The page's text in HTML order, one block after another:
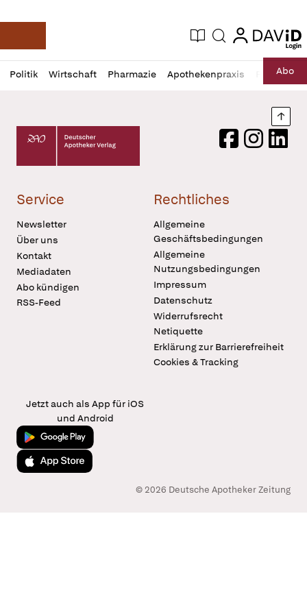
Deutsche Apotheker Zeitung
Aktuelle Ausgabe
Suche login
login
Politik Wirtschaft Pharmazie Apothekenpraxis RechtAbo
Profil
öffnen
Daz
Pur
Deutscher Apotheker Verlag Logo
FacebookInstagram
Service
Newsletter
Über uns
Kontakt
Mediadaten
Abo kündigen
RSS-Feed
Rechtliches
Allgemeine
Geschäftsbedingungen
Allgemeine
Nutzungsbedingungen
Impressum
Datenschutz
Widerrufsrecht
Netiquette
Erklärung zur Barrierefreiheit
Cookies & Tracking
Jetzt auch als App für iOS
und Android
Jetzt bei Google Play
Laden im App Store
© 2026 Deutsche Apotheker Zeitung